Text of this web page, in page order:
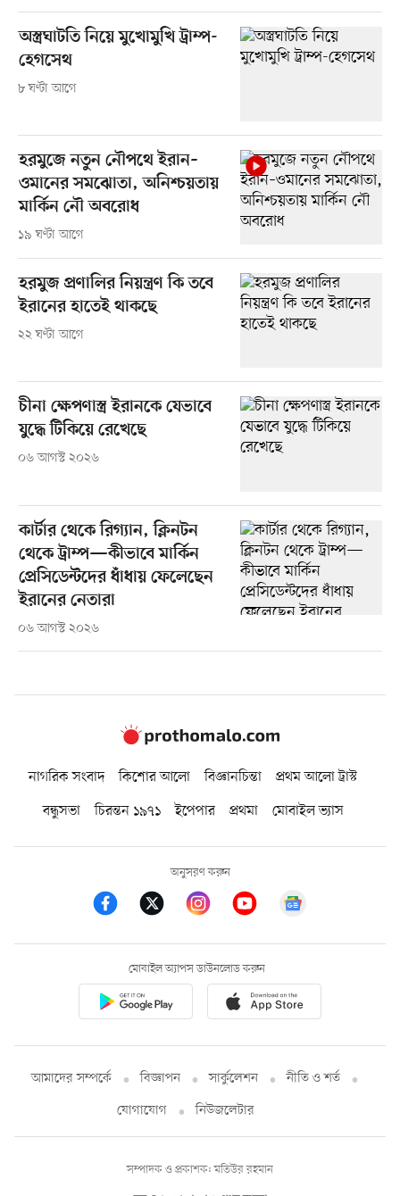
অস্ত্রঘাটতি নিয়ে মুখোমুখি ট্রাম্প-
হেগসেথ
৮ ঘণ্টা আগে
হরমুজে নতুন নৌপথে ইরান–
ওমানের সমঝোতা, অনিশ্চয়তায়
মার্কিন নৌ অবরোধ
১৯ ঘণ্টা আগে
হরমুজ প্রণালির নিয়ন্ত্রণ কি তবে
ইরানের হাতেই থাকছে
২২ ঘণ্টা আগে
চীনা ক্ষেপণাস্ত্র ইরানকে যেভাবে
যুদ্ধে টিকিয়ে রেখেছে
০৬ আগস্ট ২০২৬
কার্টার থেকে রিগ্যান, ক্লিনটন
থেকে ট্রাম্প—কীভাবে মার্কিন
প্রেসিডেন্টদের ধাঁধায় ফেলেছেন
ইরানের নেতারা
০৬ আগস্ট ২০২৬
নাগরিক সংবাদ কিশোর আলো বিজ্ঞানচিন্তা
প্রথম আলো ট্রাস্ট
বন্ধুসভা
চিরন্তন ১৯৭১ ইপেপার প্রথমা মোবাইল ভ্যাস
অনুসরণ করুন
মোবাইল অ্যাপস ডাউনলোড করুন
আমাদের সম্পর্কে বিজ্ঞাপন সার্কুলেশন
নীতি ও শর্ত
যোগাযোগ
নিউজলেটার
সম্পাদক ও প্রকাশক: মতিউর রহমান